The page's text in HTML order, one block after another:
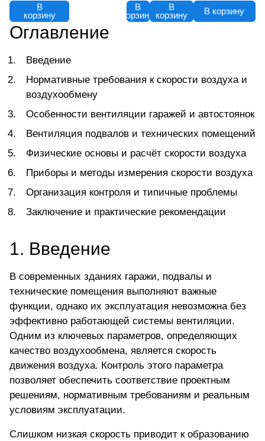
В
корзину
В
корзину
В
корзину
В корзину
Оглавление
Введение
Нормативные требования к скорости воздуха и
воздухообмену
Особенности вентиляции гаражей и автостоянок
Вентиляция подвалов и технических помещений
Физические основы и расчёт скорости воздуха
Приборы и методы измерения скорости воздуха
Организация контроля и типичные проблемы
Заключение и практические рекомендации
1. Введение
В современных зданиях гаражи, подвалы и
технические помещения выполняют важные
функции, однако их эксплуатация невозможна без
эффективно работающей системы вентиляции.
Одним из ключевых параметров, определяющих
качество воздухообмена, является скорость
движения воздуха. Контроль этого параметра
позволяет обеспечить соответствие проектным
решениям, нормативным требованиям и реальным
условиям эксплуатации.
Слишком низкая скорость приводит к образованию